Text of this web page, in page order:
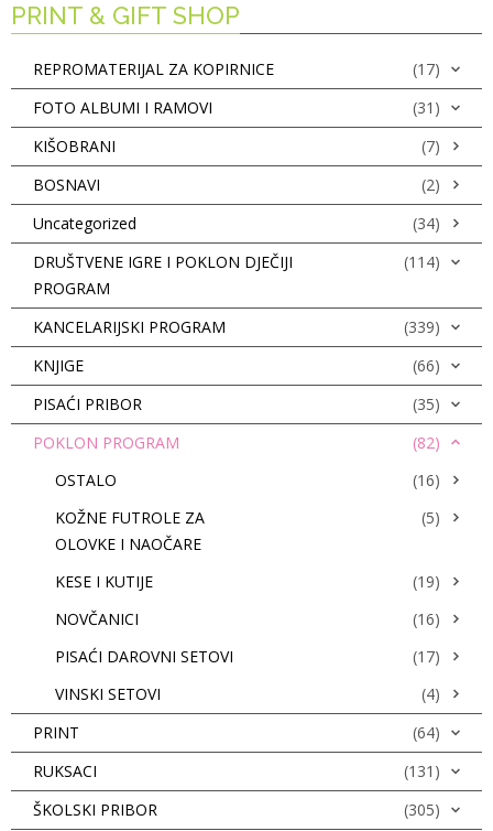
PRINT & GIFT SHOP
REPROMATERIJAL ZA KOPIRNICE
(17)
FOTO ALBUMI I RAMOVI
(31)
KIŠOBRANI
(7)
BOSNAVI
(2)
Uncategorized
(34)
DRUŠTVENE IGRE I POKLON DJEČIJI
PROGRAM
(114)
KANCELARIJSKI PROGRAM
(339)
KNJIGE
(66)
PISAĆI PRIBOR
(35)
POKLON PROGRAM
(82)
OSTALO
(16)
KOŽNE FUTROLE ZA
OLOVKE I NAOČARE
(5)
KESE I KUTIJE
(19)
NOVČANICI
(16)
PISAĆI DAROVNI SETOVI
(17)
VINSKI SETOVI
(4)
PRINT
(64)
RUKSACI
(131)
ŠKOLSKI PRIBOR
(305)